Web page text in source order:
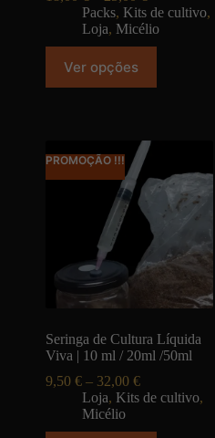
Packs, Kits de cultivo,
Loja, Micélio
Ver opções
PROMOÇÃO !!!
Seringa de Cultura Líquida
Viva | 10 ml / 20ml /50ml
9,50 € – 32,00 €
Loja, Kits de cultivo,
Micélio